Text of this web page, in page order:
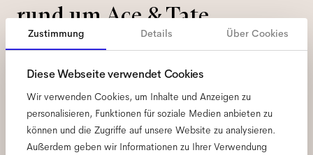
Zustimmung Details Über Cookies
Diese Webseite verwendet Cookies
Wir verwenden Cookies, um Inhalte und Anzeigen zu
personalisieren, Funktionen für soziale Medien anbieten zu
können und die Zugriffe auf unsere Website zu analysieren.
Außerdem geben wir Informationen zu Ihrer Verwendung
rund um Ace & Tate.
E-
Adresse*
Hiermit stimme ich der Verarbeitung meiner persönlichen Daten zu.
Darüber hinaus habe ich dieDatenschutzerklärunggelesen *
Melde dich an